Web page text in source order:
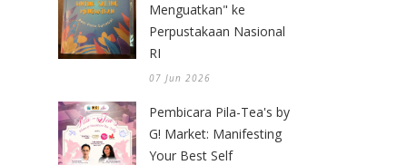
Menguatkan" ke
Perpustakaan Nasional
RI
07 Jun 2026
Pembicara Pila-Tea's by
G! Market: Manifesting
Your Best Self